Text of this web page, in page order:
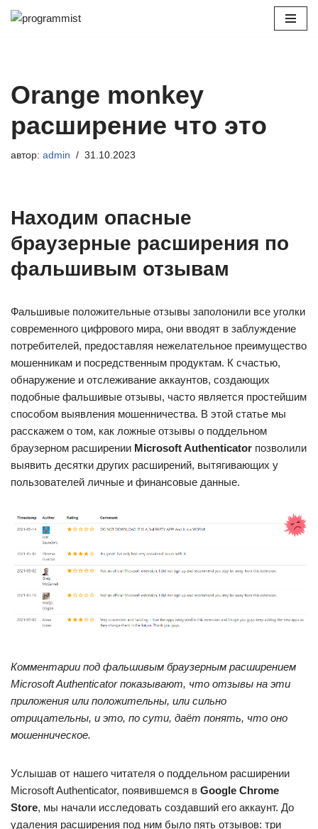
Orange monkey
расширение что это
автор: admin 31.10.2023
Находим опасные
браузерные расширения по
фальшивым отзывам
Фальшивые положительные отзывы заполонили все уголки
современного цифрового мира, они вводят в заблуждение
потребителей, предоставляя нежелательное преимущество
мошенникам и посредственным продуктам. К счастью,
обнаружение и отслеживание аккаунтов, создающих
подобные фальшивые отзывы, часто является простейшим
способом выявления мошенничества. В этой статье мы
расскажем о том, как ложные отзывы о поддельном
браузерном расширении Microsoft Authenticator позволили
выявить десятки других расширений, вытягивающих у
пользователей личные и финансовые данные.
Комментарии под фальшивым браузерным расширением
Microsoft Authenticator показывают, что отзывы на эти
приложения или положительны, или сильно
отрицательны, и это, по сути, даёт понять, что оно
мошенническое.
Услышав от нашего читателя о поддельном расширении
Microsoft Authenticator, появившемся в Google Chrome
Store, мы начали исследовать создавший его аккаунт. До
удаления расширения под ним было пять отзывов: три